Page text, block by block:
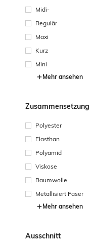
Midi-
Regulär
Maxi
Kurz
Mini
Mehr ansehen
Zusammensetzung
Polyester
Elasthan
Polyamid
Viskose
Baumwolle
Metallisiert Faser
Mehr ansehen
Ausschnitt